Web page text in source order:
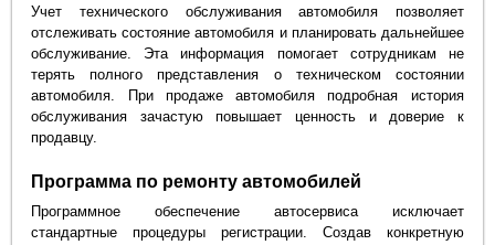
Учет технического обслуживания автомобиля позволяет
отслеживать состояние автомобиля и планировать дальнейшее
обслуживание. Эта информация помогает сотрудникам не
терять полного представления о техническом состоянии
автомобиля. При продаже автомобиля подробная история
обслуживания зачастую повышает ценность и доверие к
продавцу.
Программа по ремонту автомобилей
Программное обеспечение автосервиса исключает
стандартные процедуры регистрации. Создав конкретную